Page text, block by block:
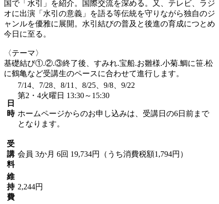
国で「水引」を紹介。国際交流を深める。又、テレビ、ラジ
オに出演「水引の意義」を語る等伝統を守りながら独自のジ
ャンルを優雅に展開。水引結びの普及と後進の育成につとめ
今日に至る。
〈テーマ〉
基礎結び①.②.③終了後、すみれ.宝船.お雛様.小菊.鯛に笹.松
に鶴亀など受講生のペースに合わせて進行します。
日
時
7/14、7/28、8/11、8/25、9/8、9/22
第2・4火曜日 13:30～15:30
ホームページからのお申し込みは、受講日の6日前まで
となります。
受
講
料
会員 3か月 6回 19,734円（うち消費税額1,794円）
維
持
費
2,244円